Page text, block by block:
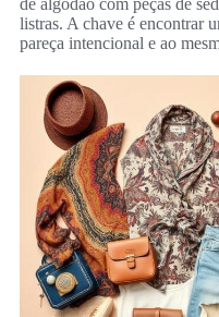
listras. A chave é encontrar
pareça intencional e ao